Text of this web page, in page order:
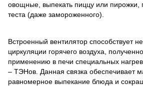
овощные, выпекать пиццу или пирожки,
теста (даже замороженного).
Встроенный вентилятор способствует
циркуляции горячего воздуха,
применению в печи специальных
– ТЭНов. Данная связка обеспечивает
равномерное выпекание блюда и